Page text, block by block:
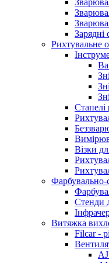
Зарядні
Рихтувальне
Стапелі
Візки
Стенди
Витяжка
Filcar -